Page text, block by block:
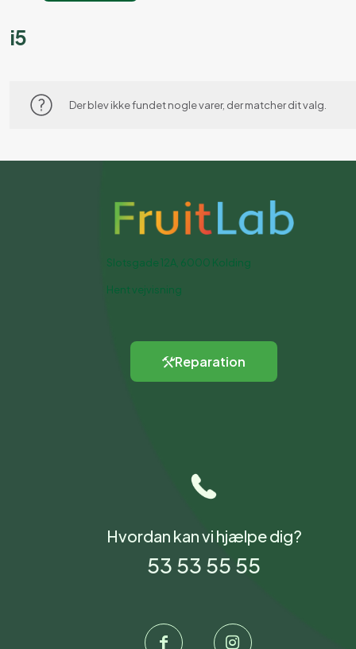
i5
Der blev ikke fundet nogle varer, der matcher dit valg.
Slotsgade 12A, 6000 Kolding
Hent vejvisning
Reparation
Hvordan kan vi hjælpe dig?
53 53 55 55